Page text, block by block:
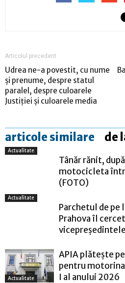
Articolul precedent
Udrea ne-a povestit, cu nume
şi prenume, despre statul
paralel, despre culoarele
Justiţiei şi culoarele media
articole similare de
Actualitate
Tânăr rănit,
motocicleta
(FOTO)
Actualitate
Parchetul de pe
Prahova îl
Actualitate
APIA plătește
pentru
I al anului 2026